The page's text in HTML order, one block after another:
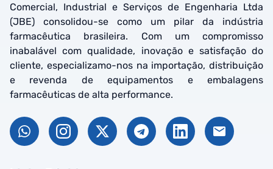
Comercial, Industrial e Serviços de Engenharia Ltda
(JBE) consolidou-se como um pilar da indústria
farmacêutica brasileira. Com um compromisso
inabalável com qualidade, inovação e satisfação do
cliente, especializamo-nos na importação, distribuição
e revenda de equipamentos e embalagens
farmacêuticas de alta performance.